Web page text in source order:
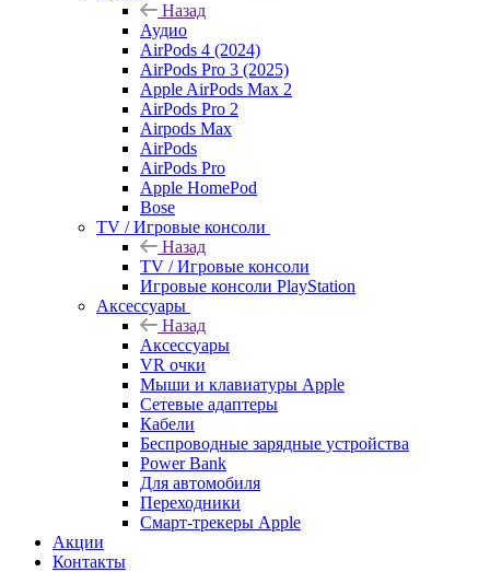
Назад
Аудио
AirPods 4 (2024)
AirPods Pro 3 (2025)
Apple AirPods Max 2
AirPods Pro 2
Airpods Max
AirPods
AirPods Pro
Apple HomePod
Bose
TV / Игровые консоли
Назад
TV / Игровые консоли
Игровые консоли PlayStation
Аксессуары
Назад
Аксессуары
VR очки
Мыши и клавиатуры Apple
Сетевые адаптеры
Кабели
Беспроводные зарядные устройства
Power Bank
Для автомобиля
Переходники
Смарт-трекеры Apple
Акции
Контакты